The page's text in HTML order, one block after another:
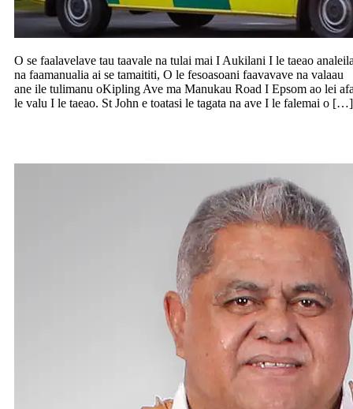
O se faalavelave tau taavale na tulai mai I Aukilani I le taeao
na faamanualia ai se tamaititi, O le fesoasoani faavavave na valaau
ane ile tulimanu oKipling Ave ma Manukau Road I Epsom ao lei
le valu I le taeao. St John e toatasi le tagata na ave I le falemai o […]